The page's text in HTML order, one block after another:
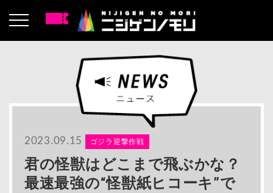
2023.09.15 ゴジラ迎撃作戦
君の怪獣はどこまで飛ぶかな？
最速最強の“怪獣紙ヒコーキ”で